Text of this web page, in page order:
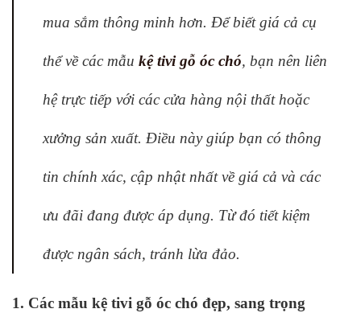
mua sắm thông minh hơn. Để biết giá cả cụ
thể về các mẫu kệ tivi gỗ óc chó, bạn nên liên
hệ trực tiếp với các cửa hàng nội thất hoặc
xưởng sản xuất. Điều này giúp bạn có thông
tin chính xác, cập nhật nhất về giá cả và các
ưu đãi đang được áp dụng. Từ đó tiết kiệm
được ngân sách, tránh lừa đảo.
1. Các mẫu kệ tivi gỗ óc chó đẹp, sang trọng